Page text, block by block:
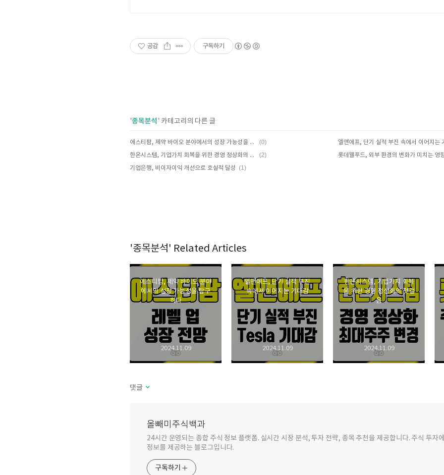
공감 구독하기
'종목분석' 카테고리의 다른 글
에스티팜, 제약 바이오 분야에서의 성장 가능성을 탐구하다 (0)
엘앤에프, 단기 실적 부진 속에서 이어지는
한온시스템, 기업가치 회복을 위한 경영 정상화의 첫걸음
(2)
기업은행, 비이자이익 개선으로 호실적 달성 (1)
'종목분석' Related Articles
에스티팜, 제약 바이오 분야
에서의 성장 가능성을 탐구
하다
2024.11.09
엘앤에프, 단기 실적 부진
속에서 이어지는 기대감
2024.11.09
한온시스템, 기업가치 회복
을 위한 경영 정상화의 첫걸
음
2024.11.09
댓글
올빼미주식백과
24시간 운영되는 종합 주식 정보 플랫폼. 실시간 시장 분석, 투자 전략, 종목 추천을 제공합니다. 주식 투자
정보를 제공하는 블로그입니다.
구독하기